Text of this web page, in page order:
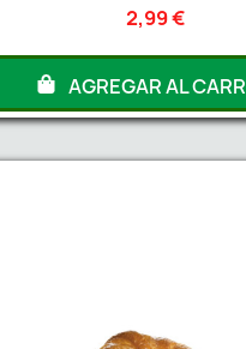
2,99 €
AGREGAR AL